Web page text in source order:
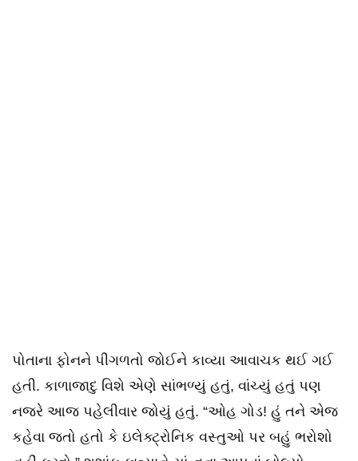
પોતાના ફોનને પીગળતો જોઈને કાવ્યા આવાચક થઈ ગઈ
હતી. કાળાજાદુ વિશે એણે સાંભળ્યું હતું, વાંચ્યું હતું પણ
નજરે આજ પહેલીવાર જોયું હતું. “ઓહ ગોડ! હું તને એજ
કહેવા જતો હતો કે ઇલેક્ટ્રોનિક વસ્તુઓ પર બહું ભરોશો